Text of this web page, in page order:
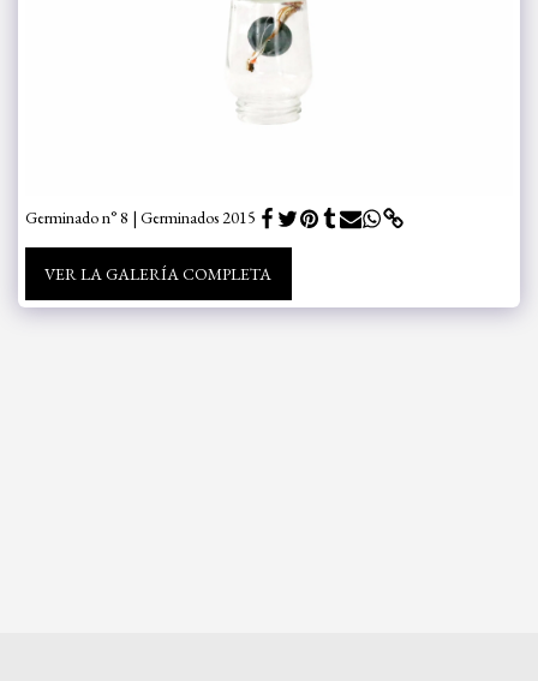
Germinado n° 8 | Germinados 2015
VER LA GALERÍA COMPLETA